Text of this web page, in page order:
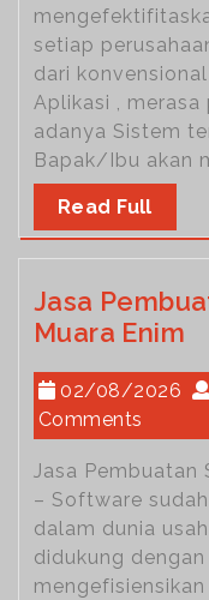
setiap
dari
Aplikasi ,
adanya Sistem
Bapak/Ibu akan
Read Full
Jasa
Muara Enim
02/08/2026
Comments
Jasa Pembuatan
– Software
dalam dunia
didukung